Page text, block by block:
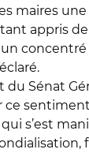
maires
appris
concentré
du Sénat
ce
s’est